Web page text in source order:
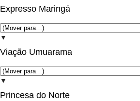
Expresso Maringá
▼
Viação Umuarama
▼
Princesa do Norte